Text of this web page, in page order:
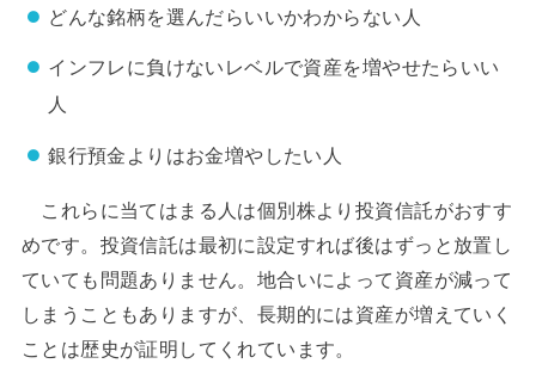
どんな銘柄を選んだらいいかわからない人
インフレに負けないレベルで資産を増やせたらいい
人
銀行預金よりはお金増やしたい人
これらに当てはまる人は個別株より投資信託がおすす
めです。投資信託は最初に設定すれば後はずっと放置し
ていても問題ありません。地合いによって資産が減って
しまうこともありますが、長期的には資産が増えていく
ことは歴史が証明してくれています。